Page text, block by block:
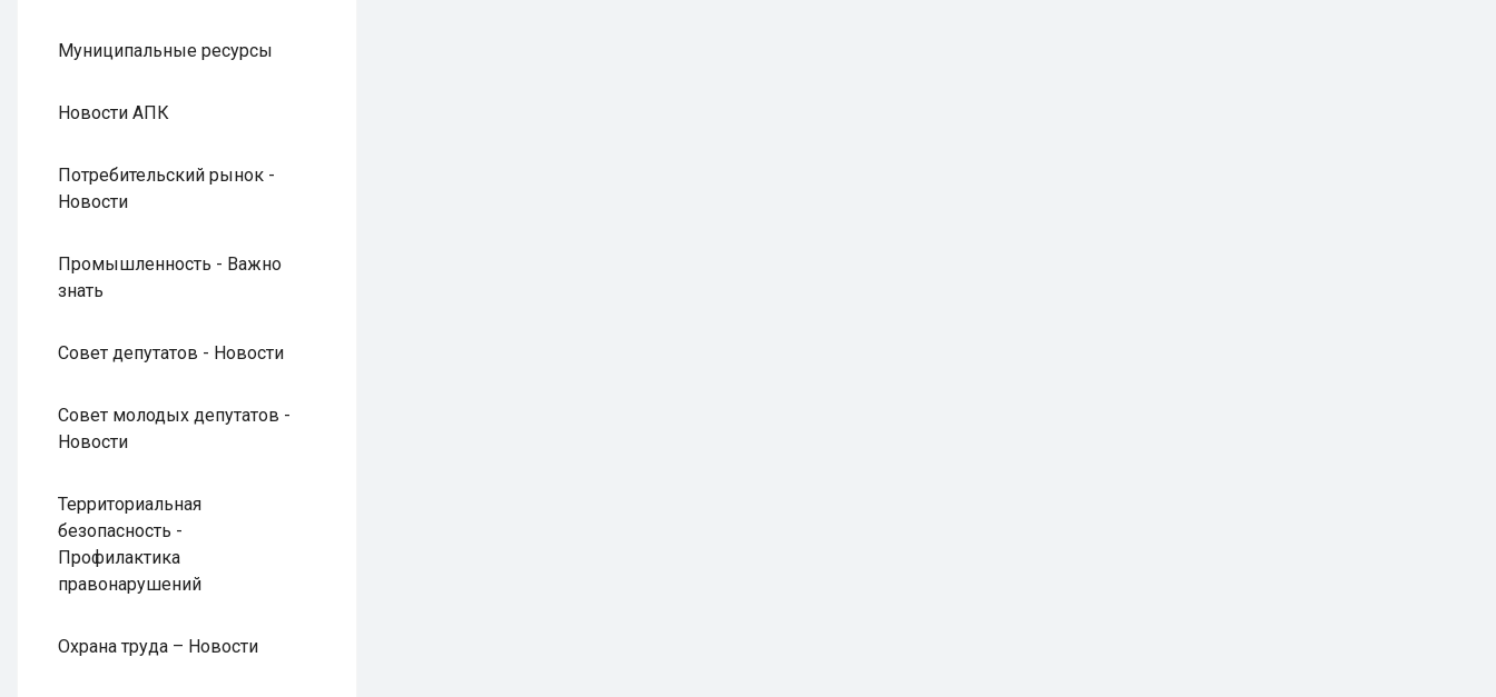
Муниципальные ресурсы
Новости АПК
Потребительский рынок -
Новости
Промышленность - Важно
знать
Совет депутатов - Новости
Совет молодых депутатов -
Новости
Территориальная
безопасность -
Профилактика
правонарушений
Охрана труда – Новости